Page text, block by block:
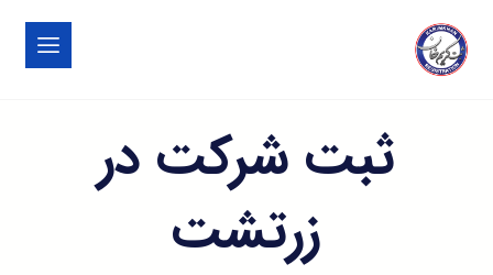
ثبت شرکت در
زرتشت